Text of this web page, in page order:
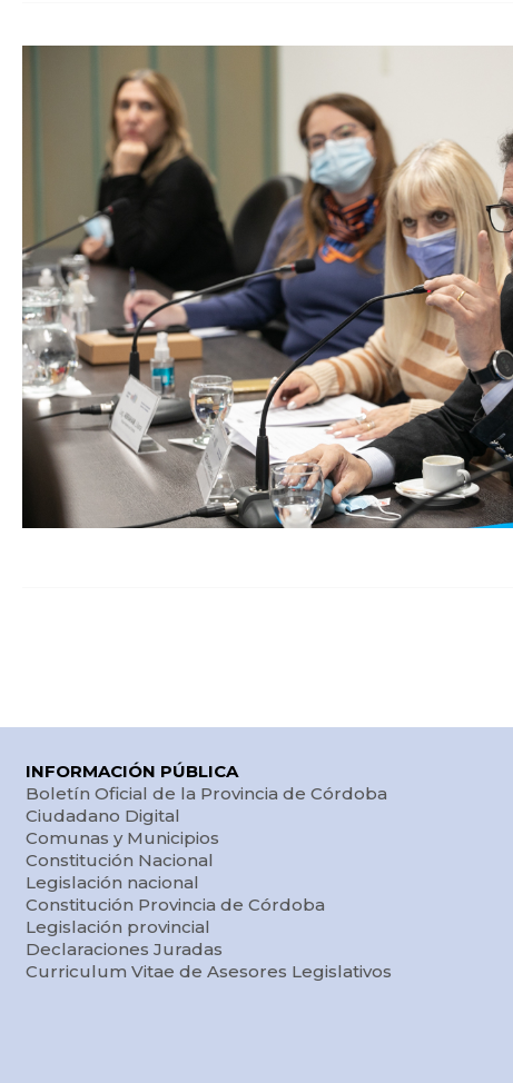
INFORMACIÓN PÚBLICA
Boletín Oficial de la Provincia de Córdoba
Ciudadano Digital
Comunas y Municipios
Constitución Nacional
Legislación nacional
Constitución Provincia de Córdoba
Legislación provincial
Declaraciones Juradas
Curriculum Vitae de Asesores Legislativos